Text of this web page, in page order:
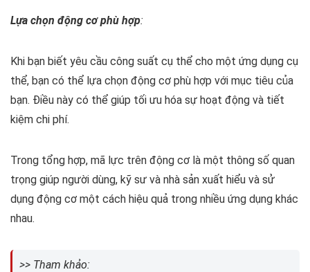
Lựa chọn động cơ phù hợp:
Khi bạn biết yêu cầu công suất cụ thể cho một ứng dụng cụ
thể, bạn có thể lựa chọn động cơ phù hợp với mục tiêu của
bạn. Điều này có thể giúp tối ưu hóa sự hoạt động và tiết
kiệm chi phí.
Trong tổng hợp, mã lực trên động cơ là một thông số quan
trọng giúp người dùng, kỹ sư và nhà sản xuất hiểu và sử
dụng động cơ một cách hiệu quả trong nhiều ứng dụng khác
nhau.
>> Tham khảo: